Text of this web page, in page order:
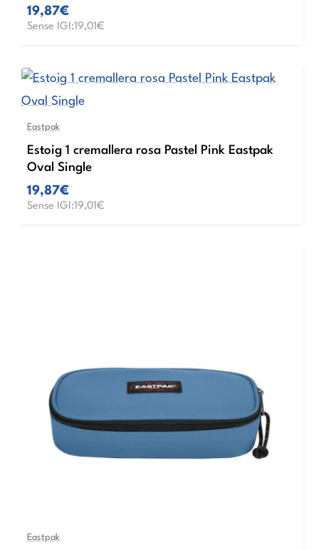
19,87€
Sense IGI:19,01€
Eastpak
Estoig 1 cremallera rosa Pastel Pink Eastpak
Oval Single
19,87€
Sense IGI:19,01€
Eastpak